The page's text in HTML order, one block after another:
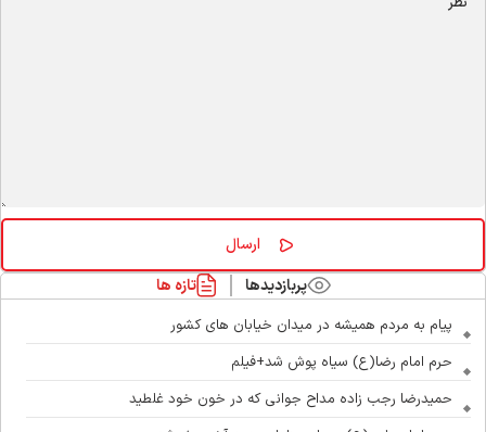
پربازدیدها تازه ها
پیام به مردم همیشه در میدان خیابان های کشور
حرم امام رضا(ع) سیاه پوش شد+فیلم
حمیدرضا رجب زاده مداح جوانی که در خون خود غلطید